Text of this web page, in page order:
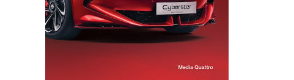
è un pilastro fondamentale...
Supercar
23 Giugno 2026
JAS Motorsport sbarca in